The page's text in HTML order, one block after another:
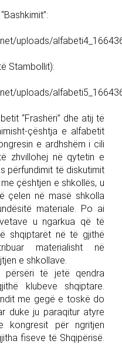
uploads/
Stambollit):
uploads/
“Frashëri” dhe atij të
çështja e alfabetit
e ardhshëm i cili
zhvillohej në qytetin e
përfundimit të diskutimit
çështjen e shkollës, u
çelen në masë shkolla
materiale. Po ai
u ngarkua që të
shqiptarët në të gjithë
materialisht në
e shkollave.
përsëri të jetë qendra
klubeve shqiptare.
me gegë e toskë do
duke ju paraqitur atyre
kongresit për ngritjen
fiseve të Shqipërisë.